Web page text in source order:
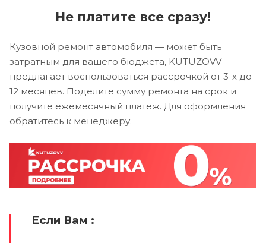
Не платите все сразу!
Кузовной ремонт автомобиля — может быть
затратным для вашего бюджета, KUTUZOVV
предлагает воспользоваться рассрочкой от 3-х до
12 месяцев. Поделите сумму ремонта на срок и
получите ежемесячный платеж. Для оформления
обратитесь к менеджеру.
Если Вам :